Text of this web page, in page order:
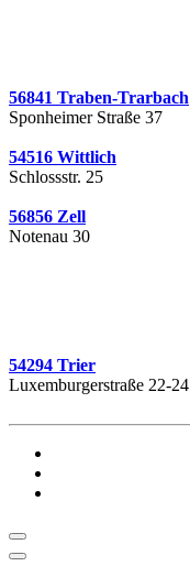
56841 Traben-Trarbach
Sponheimer Straße 37
54516 Wittlich
Schlossstr. 25
56856 Zell
Notenau 30
54294 Trier
Luxemburgerstraße 22-24